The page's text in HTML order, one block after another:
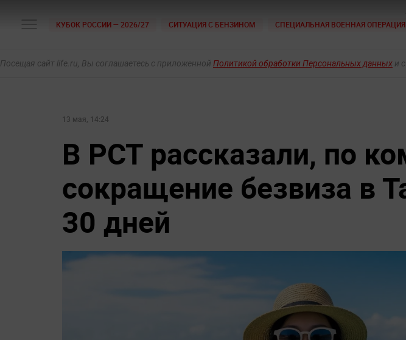
КУБОК РОССИИ — 2026/27 СИТУАЦИЯ С БЕНЗИНОМ СПЕЦИАЛЬНАЯ ВОЕННАЯ ОПЕРАЦИЯ
Посещая сайт life.ru, Вы соглашаетесь с приложенной Политикой обработки Персональных данных и
13 мая, 14:24
В РСТ рассказали, по
сокращение безвиза в
30 дней